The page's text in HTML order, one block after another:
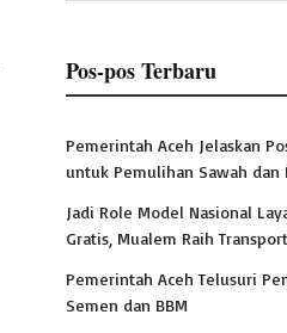
Pos-pos Terbaru
Pemerintah Aceh Jelaskan
untuk Pemulihan Sawah dan
Jadi Role Model Nasional
Gratis, Mualem Raih
Pemerintah Aceh Telusuri
Semen dan BBM